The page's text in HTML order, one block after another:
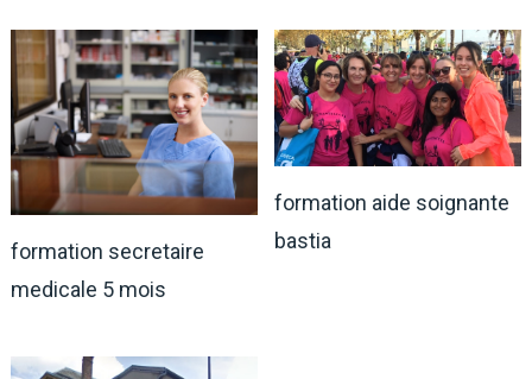
formation secretaire
medicale 5 mois
formation aide soignante
bastia